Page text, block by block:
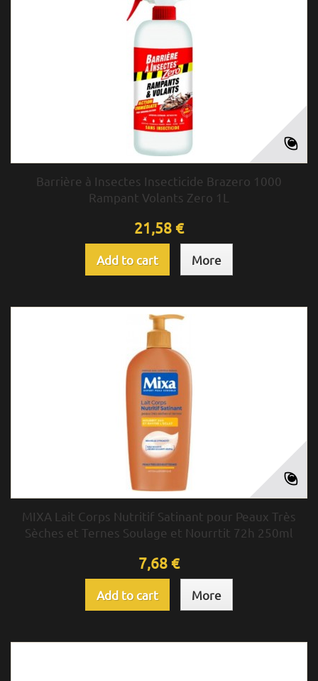
Barrière à Insectes Insecticide Brazero 1000
Rampant Volants Zero 1L
21,58 €
Add to cart More
MIXA Lait Corps Nutritif Satinant pour Peaux Très
Sèches et Ternes Soulage et Nourrtit 72h 250ml
7,68 €
Add to cart More